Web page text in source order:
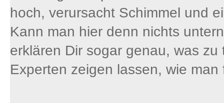
hoch, verursacht Schimmel und
Kann man hier denn nichts
erklären Dir sogar genau, was
Experten zeigen lassen, wie